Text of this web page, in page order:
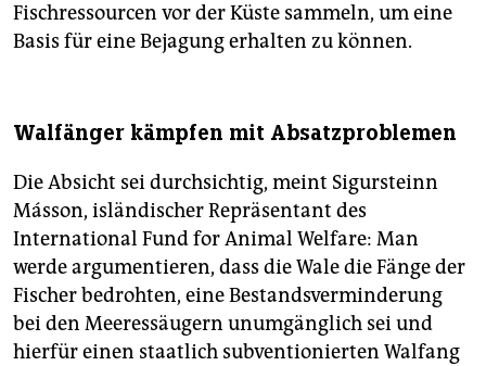
Fischressourcen vor der Küste sammeln, um eine
Basis für eine Bejagung erhalten zu können.
Walfänger kämpfen mit Absatzproblemen
Die Absicht sei durchsichtig, meint Sigursteinn
Másson, isländischer Repräsentant des
International Fund for Animal Welfare: Man
werde argumentieren, dass die Wale die Fänge der
Fischer bedrohten, eine Bestandsverminderung
bei den Meeressäugern unumgänglich sei und
hierfür einen staatlich subventionierten Walfang